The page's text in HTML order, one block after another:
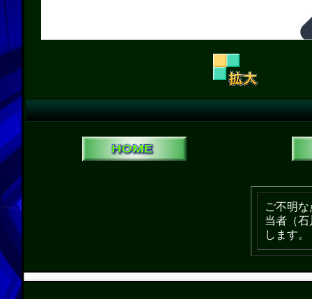
ご不明
当者（
します。